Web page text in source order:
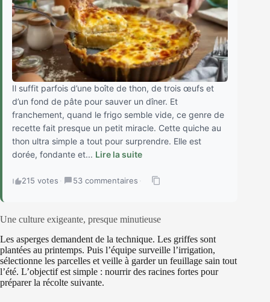
Il suffit parfois d’une boîte de thon, de trois œufs et
d’un fond de pâte pour sauver un dîner. Et
franchement, quand le frigo semble vide, ce genre de
recette fait presque un petit miracle. Cette quiche au
thon ultra simple a tout pour surprendre. Elle est
dorée, fondante et... Lire la suite
215 votes · 53 commentaires ·
Une culture exigeante, presque minutieuse
Les asperges demandent de la technique. Les griffes sont
plantées au printemps. Puis l’équipe surveille l’irrigation,
sélectionne les parcelles et veille à garder un feuillage sain tout
l’été. L’objectif est simple : nourrir des racines fortes pour
préparer la récolte suivante.